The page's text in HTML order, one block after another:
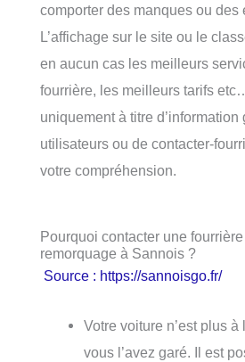
comporter des manques ou des
L’affichage sur le site ou le
en aucun cas les meilleurs
fourrière, les meilleurs tarifs
uniquement à titre d’information
utilisateurs ou de contacter-
votre compréhension.
Pourquoi contacter une
remorquage à Sannois ?
Source : https://sannoisgo.fr/
Votre voiture n’est plus à
vous l’avez garé. Il est